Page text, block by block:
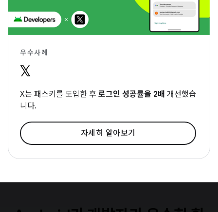
우수사례
X는 패스키를 도입한 후 로그인 성공률을 2배 개선했습
니다.
자세히 알아보기